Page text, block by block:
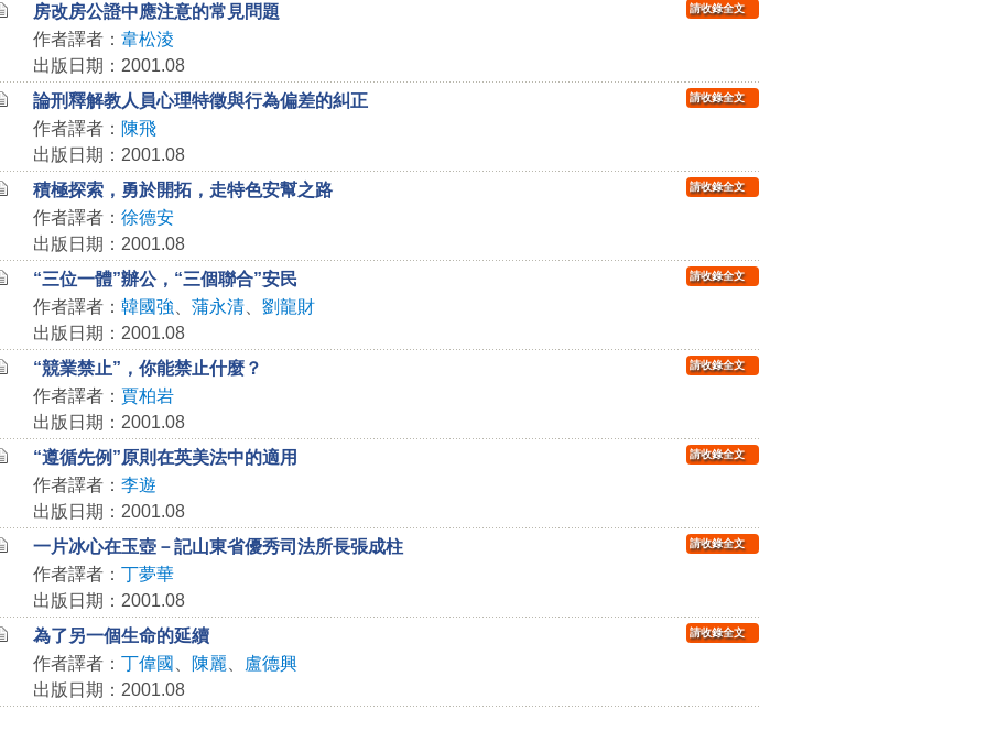
房改房公證中應注意的常見問題
作者譯者： 韋松淩
出版日期：2001.08
請收錄全文
論刑釋解教人員心理特徵與行為偏差的糾正
作者譯者： 陳飛
出版日期：2001.08
請收錄全文
積極探索，勇於開拓，走特色安幫之路
作者譯者： 徐德安
出版日期：2001.08
請收錄全文
“三位一體”辦公，“三個聯合”安民
作者譯者： 韓國強 蒲永清、 劉龍財
出版日期：2001.08
請收錄全文
“競業禁止”，你能禁止什麼？
作者譯者： 賈柏岩
出版日期：2001.08
請收錄全文
“遵循先例”原則在英美法中的適用
作者譯者： 李遊
出版日期：2001.08
請收錄全文
一片冰心在玉壺－記山東省優秀司法所長張成柱
作者譯者： 丁夢華
出版日期：2001.08
請收錄全文
為了另一個生命的延續
作者譯者： 丁偉國 陳麗
盧德興
出版日期：2001.08
請收錄全文